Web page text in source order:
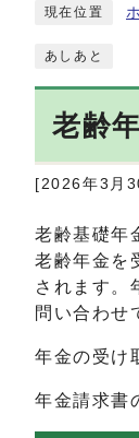
現在位置
あしあと
老齢
[2026年3月
老齢基礎年
老齢年金を
されます。
問い合わせ
年金の受け
年金請求書